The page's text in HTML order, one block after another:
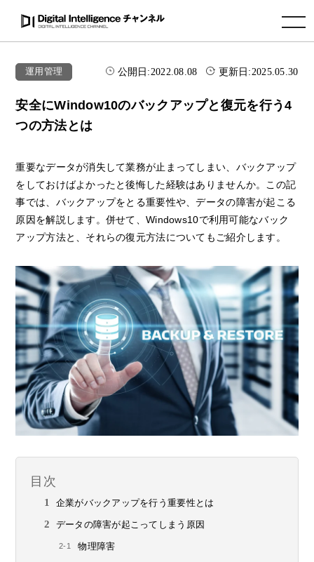
toggle navigation
運用管理 公開日:2022.08.08 更新日:2025.05.30
安全にWindow10のバックアップと復元を行う4
つの方法とは
重要なデータが消失して業務が止まってしまい、バックアップ
をしておけばよかったと後悔した経験はありませんか。この記
事では、バックアップをとる重要性や、データの障害が起こる
原因を解説します。併せて、Windows10で利用可能なバック
アップ方法と、それらの復元方法についてもご紹介します。
目次
企業がバックアップを行う重要性とは
データの障害が起こってしまう原因
物理障害